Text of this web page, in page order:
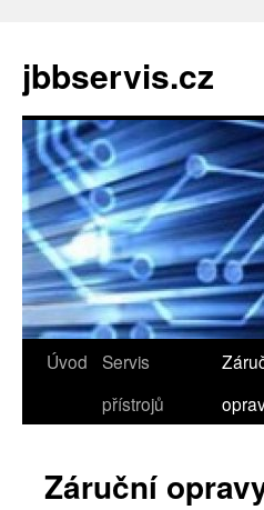
jbbservis.cz
Přejít
webu
Úvod
Servis
přístrojů
Záruční